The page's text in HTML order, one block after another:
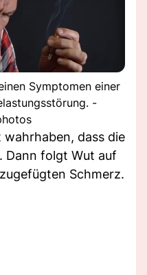
Symptomen einer
-
dass die
Dann folgt Wut auf
Schmerz.